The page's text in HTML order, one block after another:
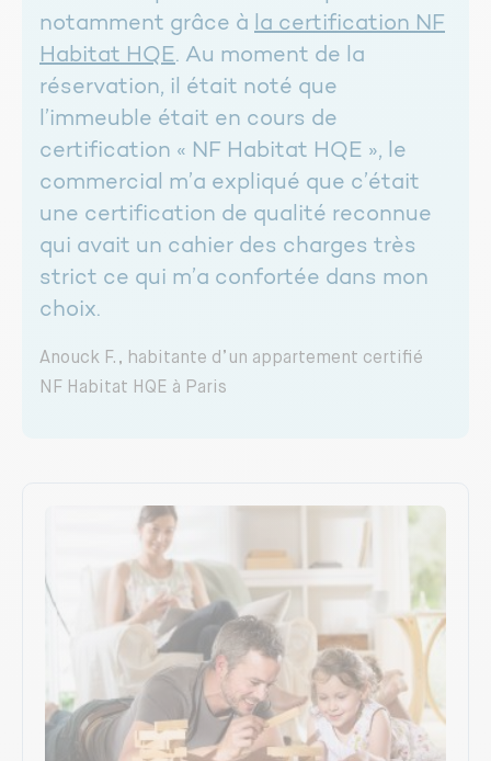
notamment grâce à la certification NF
Habitat HQE. Au moment de la
réservation, il était noté que
l’immeuble était en cours de
certification « NF Habitat HQE », le
commercial m’a expliqué que c’était
une certification de qualité reconnue
qui avait un cahier des charges très
strict ce qui m’a confortée dans mon
choix.
Anouck F., habitante d’un appartement certifié
NF Habitat HQE à Paris